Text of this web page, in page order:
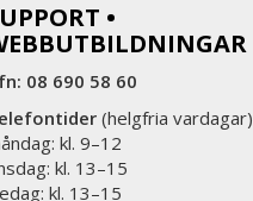
•
08 690 58 60
(helgfria vardagar)
kl. 9–12
kl. 13–15
kl. 13–15